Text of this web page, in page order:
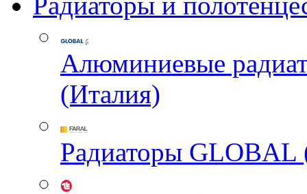
Алюминиевые
(Италия)
Радиаторы GLOBAL